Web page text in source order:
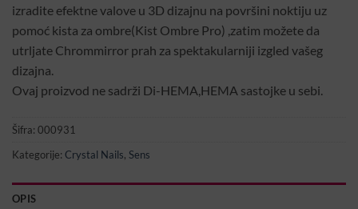
izradite efektne valove u 3D dizajnu na površini noktiju uz
pomoć kista za ombre(Kist Ombre Pro) ,zatim možete da
utrljate Chrommirror prah za spektakularniji izgled vašeg
dizajna.
Ovaj proizvod ne sadrži Di-HEMA,HEMA sastojke u sebi.
Šifra: 000931
Kategorije: Crystal Nails, Sens
OPIS